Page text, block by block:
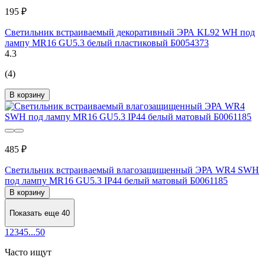
195 ₽
Светильник встраиваемый декоративный ЭРА KL92 WH под
лампу MR16 GU5.3 белый пластиковый Б0054373
4.3
(4)
В корзину
485 ₽
Светильник встраиваемый влагозащищенный ЭРА WR4 SWH
под лампу MR16 GU5.3 IP44 белый матовый Б0061185
В корзину
Показать еще 40
1 2345...50
Часто ищут